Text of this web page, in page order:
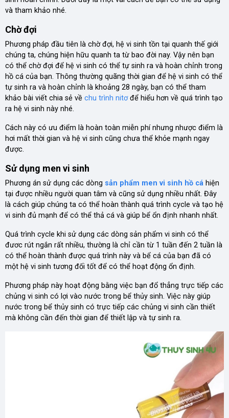
và tham khảo nhé.
Chờ đợi
Phương pháp đầu tiên là chờ đợi, hệ vi sinh tồn tại quanh thế giới
chúng ta, chúng hiện hữu quanh ta từ bao đời nay. Vậy nên bạn
có thể chờ đợi để hệ vi sinh có thể tự sinh ra và hoàn chỉnh trong
hồ cá của bạn. Thông thường quãng thời gian để hệ vi sinh có thể
tự sinh ra và hoàn chỉnh là khoảng 28 ngày, bạn có thể tham
khảo bài viết chia sẻ về chu trình nitơđể hiểu hơn về quá trình tạo
ra hệ vi sinh này nhé.
Cách này có ưu điểm là hoàn toàn miễn phí nhưng nhược điểm là
hơi mất thời gian và hệ vi sinh cũng chưa thể khỏe mạnh ngay
được.
Sử dụng men vi sinh
Phương án sử dụng các dòng sản phẩm men vi sinh hồ cá hiện
tại được nhiều người quan tâm và cũng sử dụng nhiều nhất. Đây
là cách giúp chúng ta có thể hoàn thành quá trình cycle và tạo hệ
vi sinh đủ mạnh để có thể thả cá và giúp bể ổn định nhanh nhất.
Quá trình cycle khi sử dụng các dòng sản phẩm vi sinh có thể
đươc rút ngắn rất nhiều, thường là chỉ cần từ 1 tuần đến 2 tuần là
có thể hoàn thành được quá trình này và bể cá của bạn đã có
một hệ vi sinh tương đối tốt để có thể hoạt động ổn định.
Phương pháp này hoạt động bằng việc bạn đổ thẳng trực tiếp các
chủng vi sinh có lợi vào nước trong bể thủy sinh. Việc này giúp
nước trong bể thủy sinh có trực tiếp các chủng vi sinh cần thiết
mà không cần đến thời gian để thiết lập và tự sinh ra.